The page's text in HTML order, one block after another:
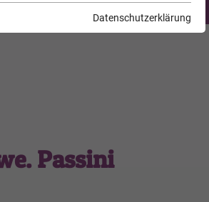
Passini
Datenschutzerklärung